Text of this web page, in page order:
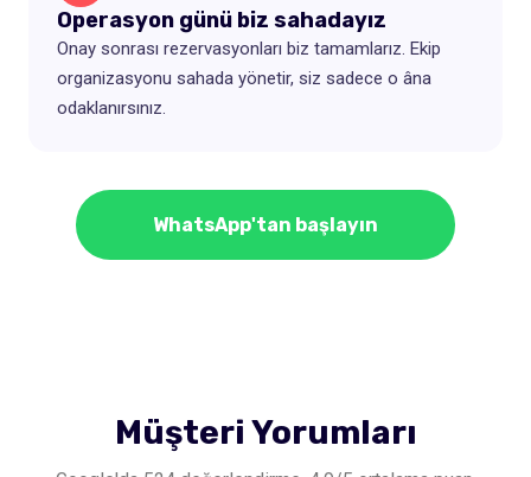
Operasyon günü biz sahadayız
Onay sonrası rezervasyonları biz tamamlarız. Ekip
organizasyonu sahada yönetir, siz sadece o âna
odaklanırsınız.
WhatsApp'tan başlayın
Müşteri Yorumları